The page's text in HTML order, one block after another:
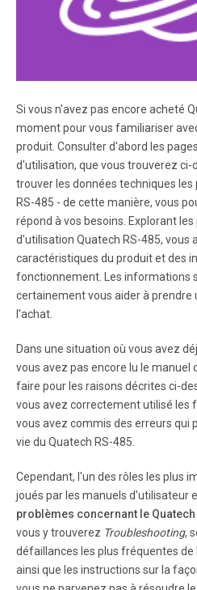
Resource Settings with Device
Viewing Resources with Device
Specifications
Resource Map
Peripheral Connection .......
Page 7
1 General Information The Quatech,
provides two RS-422 or RS-485
communication interfaces for IBM-
computer systems using the PCI
200/300 uses Quatech's new
design.
Page 8
1.1 Features The standard DSC-
of its communication channels with
uses standard line driver and
improved performance and
Quatech offers the fo llowing
Page 9
2 Hardware Configuration The DSC-
automatically configured at boot
BIOS or operating system. There
or jumpers to set for installation.
number of optional jumper settings
hardware features.
Si vous n'avez pas encore acheté
moment pour vous familiariser
produit. Consulter d'abord les
d'utilisation, que vous trouverez ci-
trouver les données techniques
RS-485 - de cette manière, vous
répond à vos besoins. Explorant
d'utilisation Quatech RS-485, vous
caractéristiques du produit et des
fonctionnement. Les informations
certainement vous aider à prendre
l'achat.
Dans une situation où vous avez
vous avez pas encore lu le manuel
faire pour les raisons décrites ci-
vous avez correctement utilisé les
vous avez commis des erreurs qui
vie du Quatech RS-485.
Cependant, l'un des rôles les plus
joués par les manuels d'utilisateur
problèmes concernant le Quatech
vous y trouverez Troubleshooting,
défaillances les plus fréquentes de
ainsi que les instructions sur la